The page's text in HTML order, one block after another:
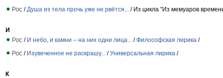
/ Душа из тела прочь уже не рвётся... / Из цикла "Из мемуаров
И
/ И небо, и камни – на них одни лица... /Философская лирика /
/ Изувеченное не раскрашу... /Универсальная лирика /
К